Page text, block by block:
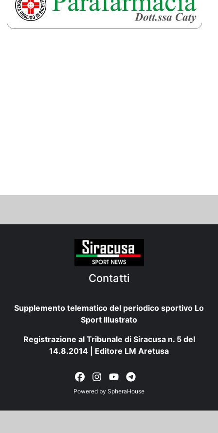
Contatti
Supplemento telematico del periodico sportivo Lo
Sport Illustrato
Registrazione al Tribunale di Siracusa n. 5 del
14.8.2014 | Editore LM Aretusa
Powered by SpheraHouse